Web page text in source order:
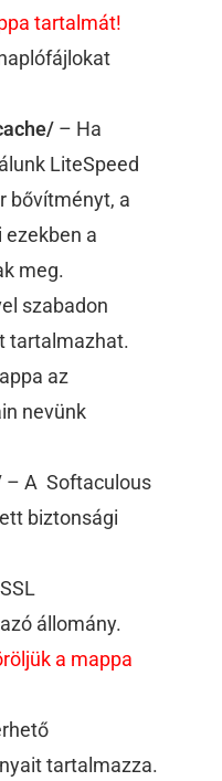
tartalmát!
– Ha
LiteSpeed
bővítményt, a
a
meg.
szabadon
tartalmazhat.
az
nevünk
– A Softaculous
biztonsági
állomány.
a mappa
tartalmazza.